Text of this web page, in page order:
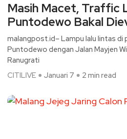
Masih Macet, Traffic
Puntodewo Bakal
malangpost.id– Lampu lalu lintas di
Puntodewo dengan Jalan Mayjen
Ranugrati
CITILIVE
Januari 7 2 min read